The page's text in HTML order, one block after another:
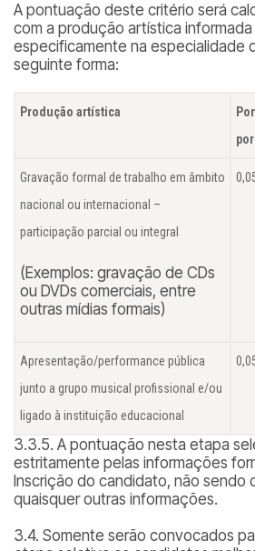
A pontuação deste critério será
com a produção artística
especificamente na especialidade
seguinte forma:
Produção artística
Gravação formal de trabalho em âmbito
nacional ou internacional –
participação parcial ou integral
(Exemplos: gravação de CDs
ou DVDs comerciais, entre
outras mídias formais)
Apresentação/performance pública
junto a grupo musical profissional e/ou
ligado à instituição educacional
3.3.5. A pontuação nesta etapa
estritamente pelas informações
Inscrição do candidato, não sendo
quaisquer outras informações.
3.4. Somente serão convocados